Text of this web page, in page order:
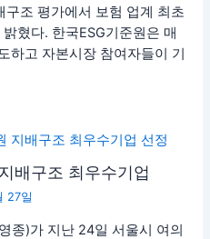
조 평가에서 보험 업계 최초
혔다. 한국ESG기준원은 매
하고 자본시장 참여자들이 기
배구조 최우수기업
27일
종)가 지난 24일 서울시 여의